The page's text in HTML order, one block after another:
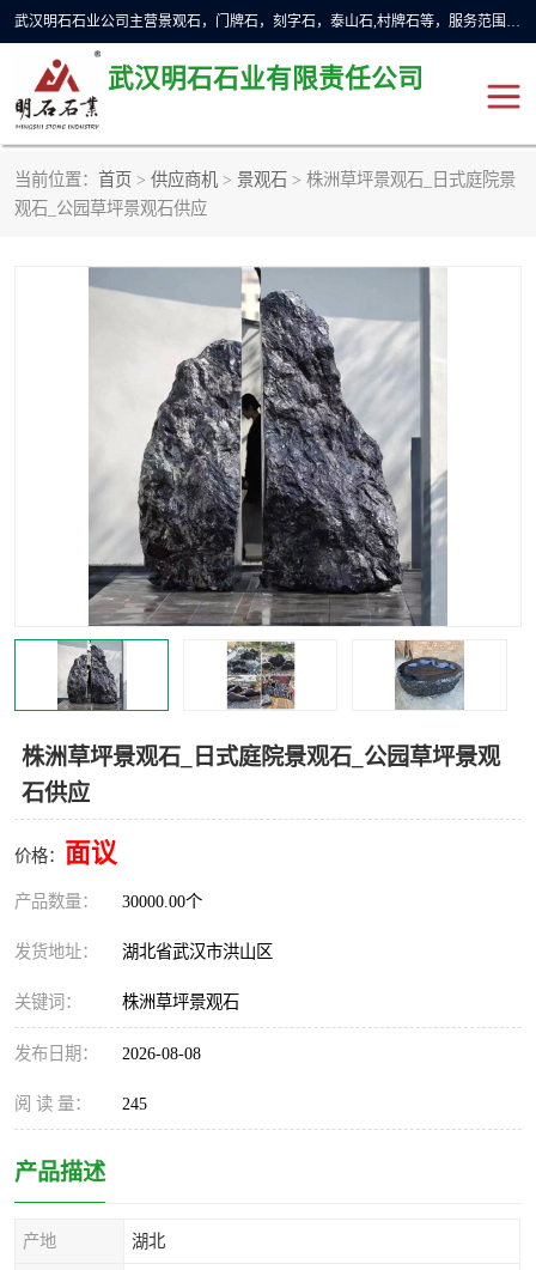
武汉明石石业公司主营景观石，门牌石，刻字石，泰山石,村牌石等，服务范围主要有：武汉，咸宁等地区。公司秉承敬业奉献、锐意创新的企业精神，从无到有，从小到大，以一种产业报国的创业精神，竭诚为客户提供服务，为社会设计财富。
武汉明石石业有限责任公司
当前位置： 首页 > 供应商机 > 景观石 > 株洲草坪景观石_日式庭院景
观石_公园草坪景观石供应
株洲草坪景观石_日式庭院景观石_公园草坪景观
石供应
价格： 面议
产品数量： 30000.00个
发货地址： 湖北省武汉市洪山区
关键词： 株洲草坪景观石
发布日期： 2026-08-08
阅 读 量： 245
产品描述
产地 湖北
景观石
门牌石 奠基石
大型石雕
异型石材
刻字石